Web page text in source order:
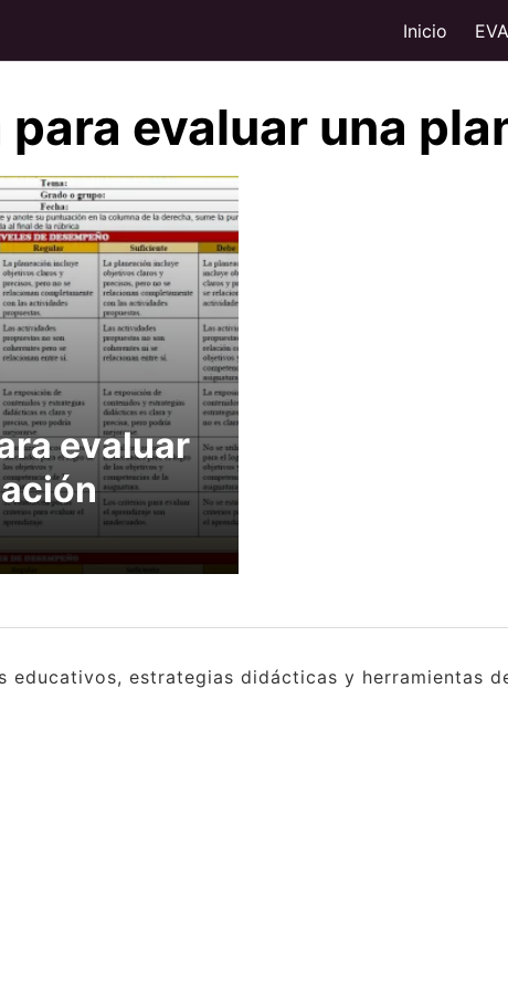
Inicio
evaluar una
evaluar
educativos, estrategias didácticas y herramientas